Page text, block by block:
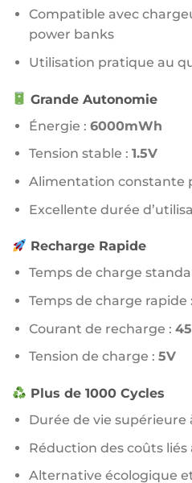
Compatible avec
power banks
Utilisation pratique au
Grande Autonomie
Énergie : 6000mWh
Tension stable : 1.5V
Alimentation constante
Excellente durée
Recharge Rapide
Temps de charge
Temps de charge rapide :
Courant de recharge :
Tension de charge : 5V
Plus de 1000 Cycles
Durée de vie supérieure
Réduction des coûts
Alternative écologique